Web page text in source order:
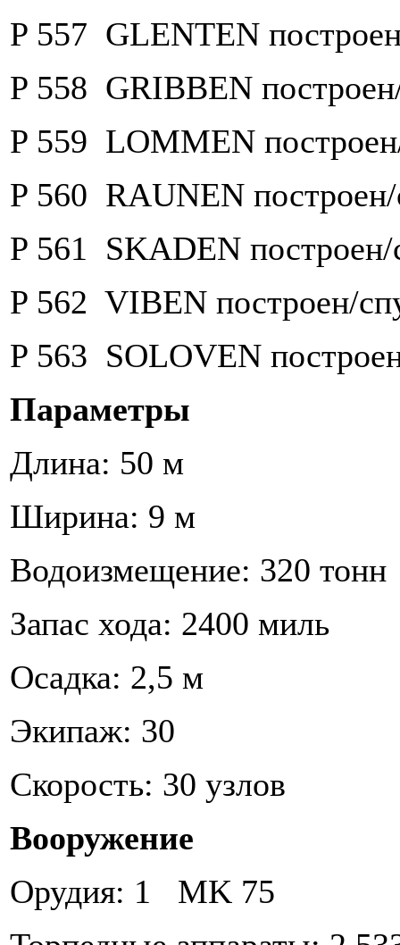
P 557 GLENTEN
P 558 GRIBBEN
P 559 LOMMEN
P 560 RAUNEN
P 561 SKADEN
P 562 VIBEN построен/
P 563 SOLOVEN
Параметры
Длина: 50 м
Ширина: 9 м
Водоизмещение: 320 тонн
Запас хода: 2400 миль
Осадка: 2,5 м
Экипаж: 30
Скорость: 30 узлов
Вооружение
Орудия: 1 MK 75